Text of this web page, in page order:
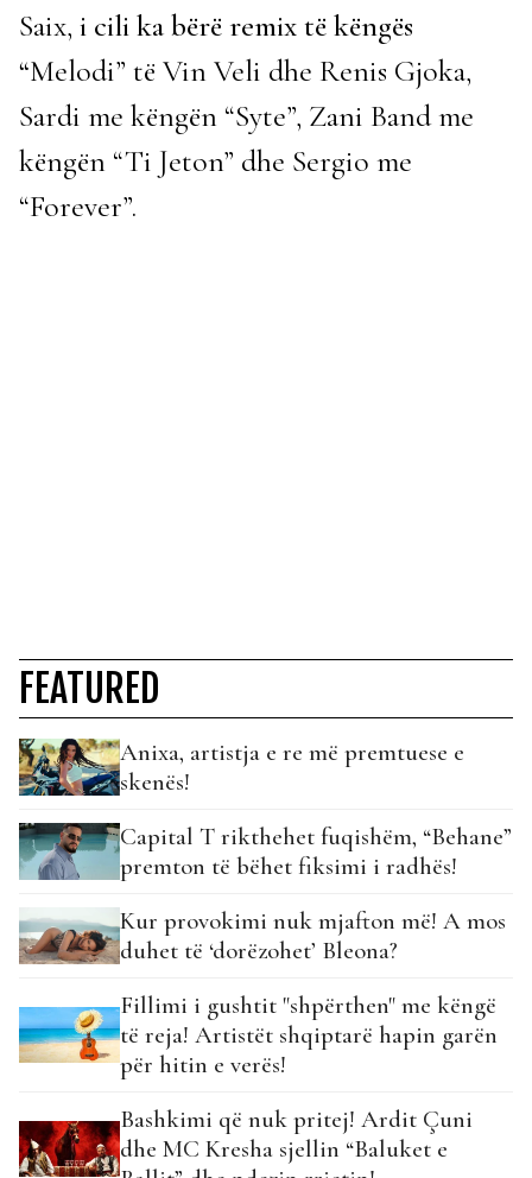
Saix, i cili ka bërë remix të këngës
“Melodi” të Vin Veli dhe Renis Gjoka,
Sardi me këngën “Syte”, Zani Band me
këngën “Ti Jeton” dhe Sergio me
“Forever”.
FEATURED
Anixa, artistja e re më premtuese e
skenës!
Capital T rikthehet fuqishëm, “Behane”
premton të bëhet fiksimi i radhës!
Kur provokimi nuk mjafton më! A mos
duhet të ‘dorëzohet’ Bleona?
Fillimi i gushtit "shpërthen" me këngë
të reja! Artistët shqiptarë hapin garën
për hitin e verës!
Bashkimi që nuk pritej! Ardit Çuni
dhe MC Kresha sjellin “Baluket e